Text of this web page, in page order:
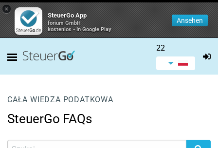
×
SteuerGo App
forium GmbH
kostenlos - In Google Play
Ansehen
22
CAŁA WIEDZA PODATKOWA
SteuerGo FAQs